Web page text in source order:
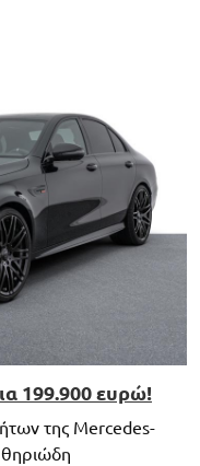
199.900 ευρώ!
της Mercedes-
θηριώδη